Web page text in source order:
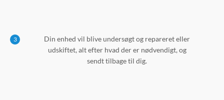
3
Din enhed vil blive undersøgt og repareret eller
udskiftet, alt efter hvad der er nødvendigt, og
sendt tilbage til dig.